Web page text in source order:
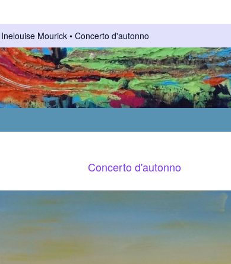
Inelouise Mourick Concerto d'autonno
Concerto d'autonno